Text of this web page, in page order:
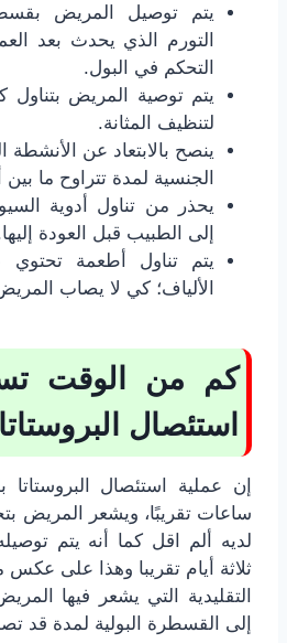
يتم توصيل المريض
التورم الذي يحدث بعد
التحكم في البول.
يتم توصية المريض بتناول
لتنظيف المثانة.
ينصح بالابتعاد عن الأنشطة
الجنسية لمدة تتراوح ما
يحذر من تناول أدوية
إلى الطبيب قبل العودة
يتم تناول أطعمة
الألياف؛ كي لا يصاب
كم من الوقت
استئصال
إن عملية استئصال البروستاتا
ساعات تقريبًا، ويشعر المريض
لديه ألم اقل كما أنه يتم
ثلاثة أيام تقريبا وهذا على
التقليدية التي يشعر فيها
إلى القسطرة البولية لمدة قد